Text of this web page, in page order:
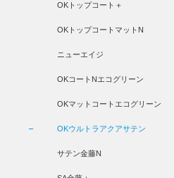
OKトップコート＋
OKトップコートマットN
ニューエイジ
OKコートNエコグリーン
OKマットコートエコグリーン
OKウルトラアクアサテン
サテン金藤N